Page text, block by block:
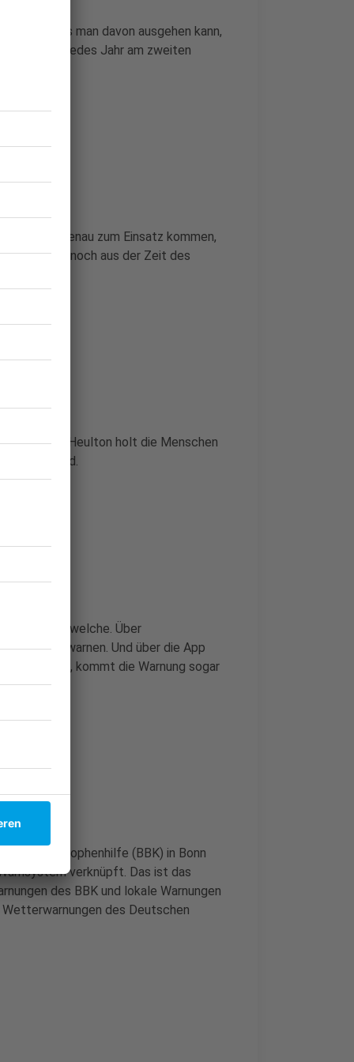
so dass man davon ausgehen kann,
künftig jedes Jahr am zweiten
jeweils genau zum Einsatz kommen,
ja teils noch aus der Zeit des
Ihr Heulton holt die Menschen
sind.
aber nicht welche. Über
konkreter warnen. Und über die App
Bundes, kommt die Warnung sogar
Katastrophenhilfe (BBK) in Bonn
verknüpft. Das ist das
des BBK und lokale Warnungen
des Deutschen